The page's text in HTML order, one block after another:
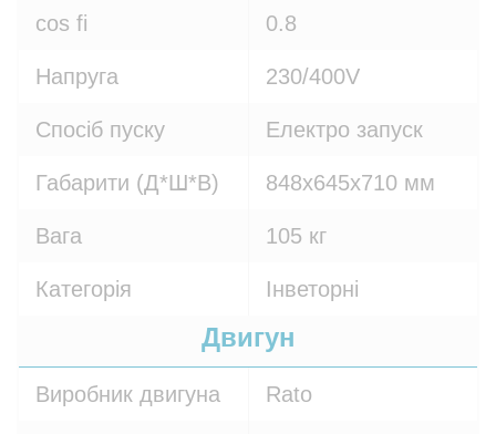
cos fi 0.8
Напруга 230/400V
Спосіб пуску Електро запуск
Габарити (Д*Ш*В) 848x645x710 мм
Вага 105 кг
Категорія Інветорні
Двигун
Виробник двигуна Rato